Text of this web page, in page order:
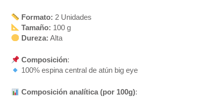
Formato: 2 Unidades
Tamaño: 100 g
Dureza: Alta
Composición:
100% espina central de atún big eye
Composición analítica (por 100g):